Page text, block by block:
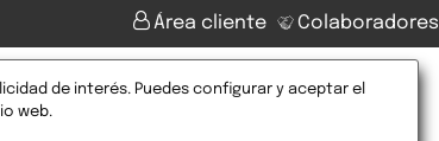
Área cliente Colaboradores
de interés. Puedes configurar y aceptar el
web.